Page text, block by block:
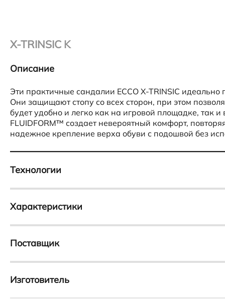
X-TRINSIC K
Описание
Эти практичные сандалии ECCO X-TRINSIC
Они защищают стопу со всех сторон, при этом
будет удобно и легко как на игровой площадке, так
FLUIDFORM™ создает невероятный комфорт,
надежное крепление верха обуви с подошвой без
Технологии
FLUIDFORM
Отвечает за прочное и герметичное соединение
устают, а обувь не требует разнашивания и долго
Характеристики
Тип
Сандалии
Пол
Материал
Застежка
Гарантийный срок
Материал
Поставщик
Иностранное общество с ограниченной
Центральный район, ул. Тимирязева, д. 65 Б, офис 11Н
Изготовитель